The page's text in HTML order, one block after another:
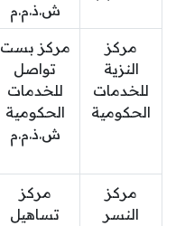
ش.ذ.م.م
مركز
النزية
للخدمات
الحكومية
مركز بست
تواصل
للخدمات
الحكومية
ش.ذ.م.م
مركز
النسر
مركز
تساهيل